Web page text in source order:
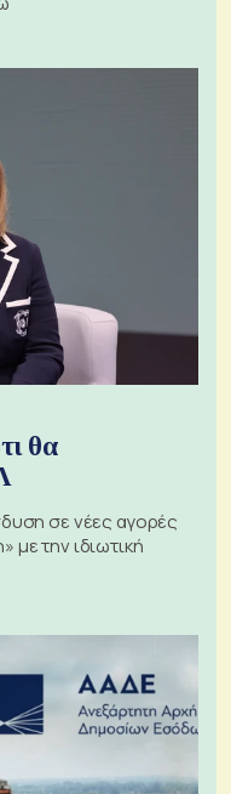
θα
σε νέες αγορές
με την ιδιωτική